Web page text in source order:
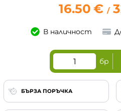
16.50 € /
В наличност
бр
БЪРЗА ПОРЪЧКА